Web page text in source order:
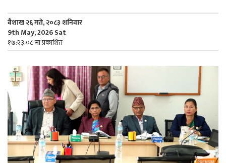
बैशाख २६ गते, २०८३ शनिवार
9th May, 2026 Sat
१७:२३:०८ मा प्रकाशित